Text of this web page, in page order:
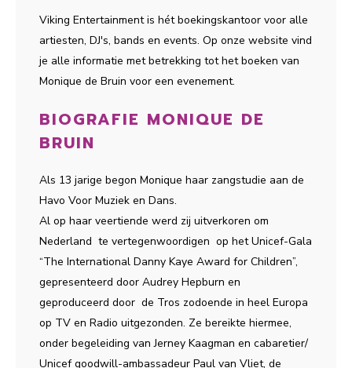
Viking Entertainment is hét boekingskantoor voor alle
artiesten, DJ's, bands en events. Op onze website vind
je alle informatie met betrekking tot het boeken van
Monique de Bruin voor een evenement.
BIOGRAFIE MONIQUE DE
BRUIN
Als 13 jarige begon Monique haar zangstudie aan de
Havo Voor Muziek en Dans.
Al op haar veertiende werd zij uitverkoren om
Nederland te vertegenwoordigen op het Unicef-Gala
“The International Danny Kaye Award for Children”,
gepresenteerd door Audrey Hepburn en
geproduceerd door de Tros zodoende in heel Europa
op TV en Radio uitgezonden. Ze bereikte hiermee,
onder begeleiding van Jerney Kaagman en cabaretier/
Unicef goodwill-ambassadeur Paul van Vliet, de